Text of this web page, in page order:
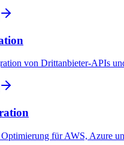
von Drittanbieter-APIs
für AWS, Azure